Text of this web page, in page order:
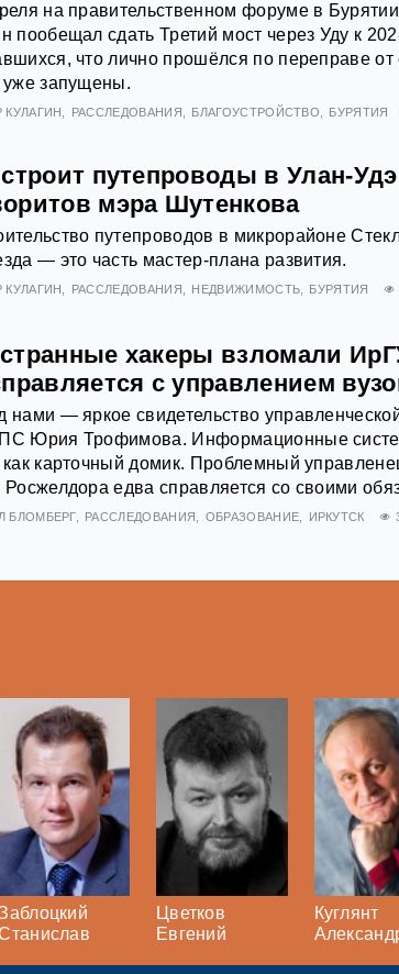
на правительственном форуме в
пообещал сдать Третий мост через Уду к
что лично прошёлся по переправе от
уже запущены.
КУЛАГИН РАССЛЕДОВАНИЯ БЛАГОУСТРОЙСТВО БУРЯТИЯ
путепроводы в Улан-
мэра Шутенкова
путепроводов в микрорайоне
— это часть мастер-плана развития.
КУЛАГИН РАССЛЕДОВАНИЯ НЕДВИЖИМОСТЬ БУРЯТИЯ
хакеры взломали
с управлением
нами — яркое свидетельство
Юрия Трофимова. Информационные
как карточный домик. Проблемный
Росжелдора едва справляется со своими
БЛОМБЕРГ РАССЛЕДОВАНИЯ ОБРАЗОВАНИЕ ИРКУТСК
Цветков
Евгений
Куглянт